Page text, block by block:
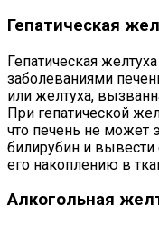
Гепатическая
Гепатическая
заболеваниями
или желтуха,
При гепатической
что печень не может
билирубин и вывести
его накоплению в
Алкогольная